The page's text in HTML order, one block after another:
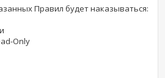
Правил будет наказываться:
Only